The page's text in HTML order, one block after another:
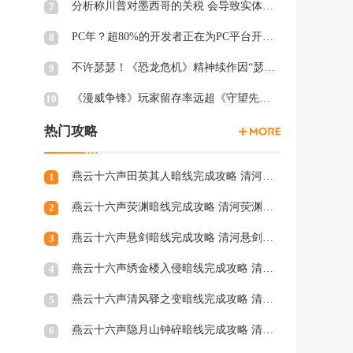
7 分析称川普对墨西哥的关税 会导致实体游戏价格上涨
8 PC年？超80%的开发者正在为PC平台开发游戏 NS2为8%
9 不许瑟瑟！《恐龙危机》精神续作因“瑟瑟Mod”拒绝登陆PC
10 《漫威争锋》玩家留存率远超《守望先锋2》、《绝地潜兵2》等游戏
热门攻略
1 燕云十六声田英其人暗线完成攻略 清河田英其人暗涌怎么触发
2 燕云十六声荧渊暗线完成攻略 清河荧渊暗涌怎么触发
3 燕云十六声悬剑暗线完成攻略 清河悬剑暗涌怎么触发
4 燕云十六声绣金楼入侵暗线完成攻略 清河绣金楼入侵暗涌怎么触发
5 燕云十六声清风驿之变暗线完成攻略 清河清风驿之变暗涌怎么触发
6 燕云十六声隐月山钟碎暗线完成攻略 清河隐月山钟碎暗涌怎么触发